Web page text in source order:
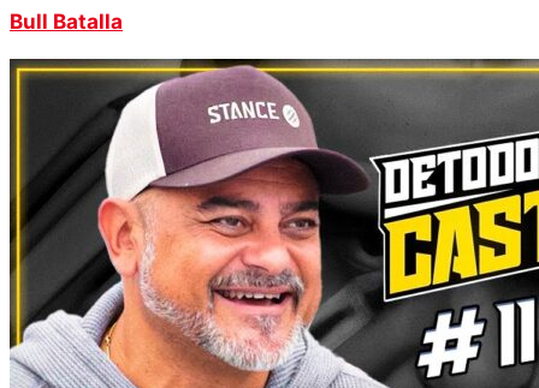
Bull Batalla